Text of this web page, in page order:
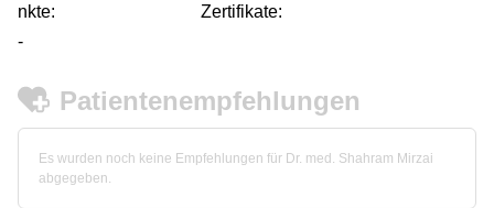
nkte:
Zertifikate:
-
Patientenempfehlungen
Es wurden noch keine Empfehlungen für Dr. med. Shahram Mirzai
abgegeben.